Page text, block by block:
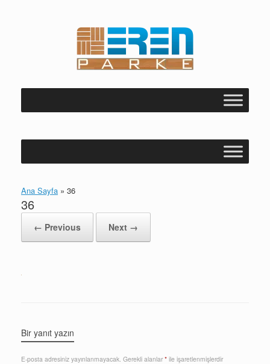
Ana Sayfa » 36
36
← Previous Next →
Bir yanıt yazın
E-posta adresiniz yayınlanmayacak. Gerekli alanlar* ile işaretlenmişlerdir